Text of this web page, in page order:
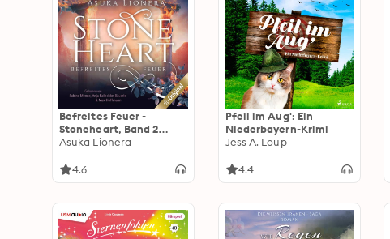
Befreites Feuer -
Stoneheart, Band 2
(Ungekürzt)
Asuka Lionera
4.6
Pfeil im Aug': Ein
Niederbayern-Krimi
Jess A. Loup
4.4